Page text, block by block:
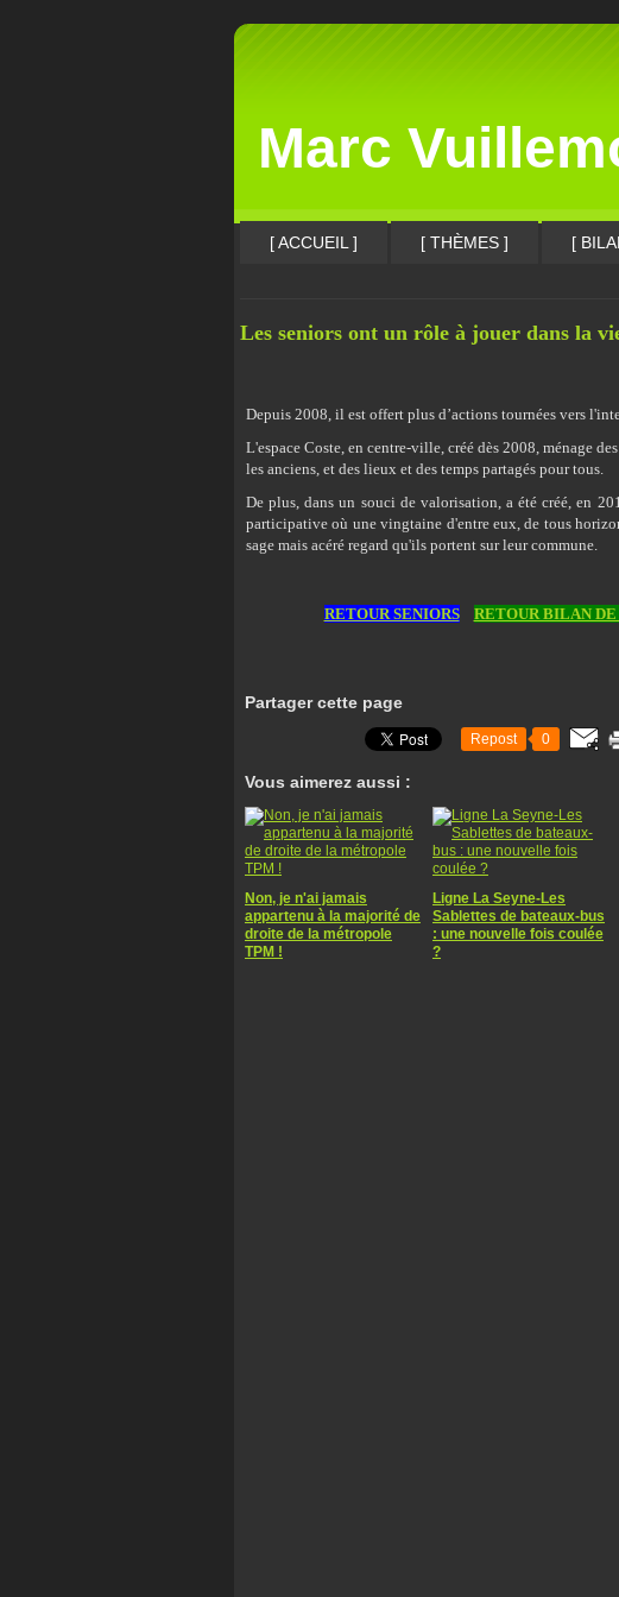
Marc
[ ACCUEIL ] [ THÈMES ] [
Les seniors ont un rôle à jouer dans la
Depuis 2008, il est offert plus d’actions tournées vers
L'espace Coste, en centre-ville, créé dès 2008, ménage
les anciens, et des lieux et des temps partagés pour tous.
De plus, dans un souci de valorisation, a été créé, en
participative où une vingtaine d'entre eux, de tous
sage mais acéré regard qu'ils portent sur leur commune.
RETOUR SENIORS RETOUR BILAN
Partager cette page
Repost 0
Vous aimerez aussi :
Non, je n'ai jamais
appartenu à la majorité de
droite de la métropole
TPM !
Ligne La Seyne-Les
Sablettes de bateaux-bus
: une nouvelle fois coulée
?